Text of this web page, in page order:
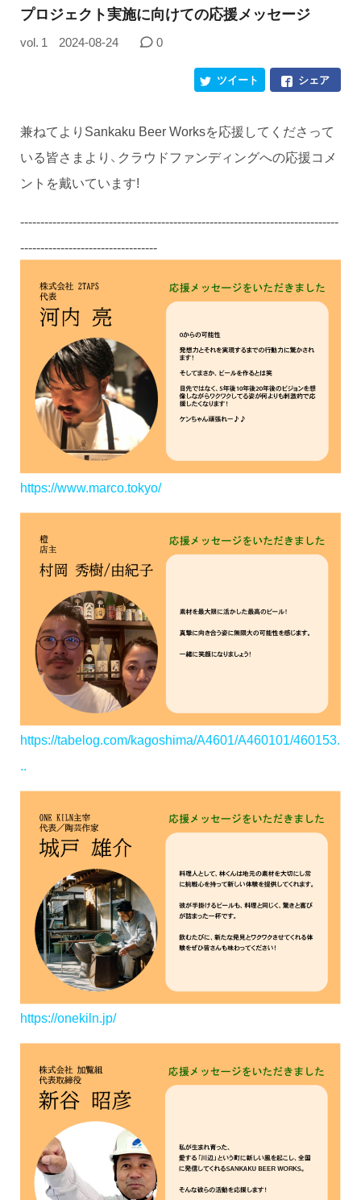
プロジェクト実施に向けての応援メッセージ
vol. 1 2024-08-24 0
シェア
ツイート
兼ねてよりSankaku Beer Worksを応援してくださって
いる皆さまより、クラウドファンディングへの応援コメ
ントを戴いています!
-------------------------------------------------------------------------------
----------------------------------
https://www.marco.tokyo/
https://tabelog.com/kagoshima/A4601/A460101/460153.
..
https://onekiln.jp/